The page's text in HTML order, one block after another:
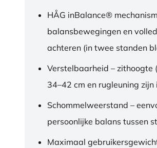
HÅG inBalance®
balansbewegingen en
achteren (in twee standen
Verstelbaarheid – zithoogte
34–42 cm en rugleuning
Schommelweerstand –
persoonlijke balans tussen
Maximaal